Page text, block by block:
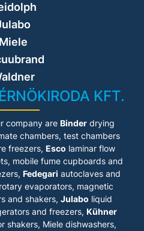
Miele
KFT.
company are Binder drying
chambers, test chambers
freezers, Esco laminar flow
mobile fume cupboards and
Fedegari autoclaves and
rotary evaporators, magnetic
and shakers, Julabo liquid
and freezers, Kühner
shakers, Miele dishwashers,